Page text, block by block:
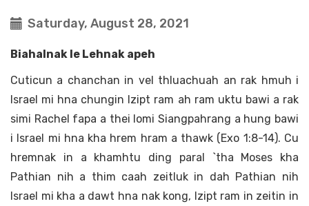
Saturday, August 28, 2021
Biahalnak le Lehnak apeh
Cuticun a chanchan in vel thluachuah an rak hmuh i
Israel mi hna chungin Izipt ram ah ram uktu bawi a rak
simi Rachel fapa a thei lomi Siangpahrang a hung bawi
i Israel mi hna kha hrem hram a thawk (Exo 1:8-14). Cu
hremnak in a khamhtu ding paral `tha Moses kha
Pathian nih a thim caah zeitluk in dah Pathian nih
Israel mi kha a dawt hna nak kong, Izipt ram in zeitin in